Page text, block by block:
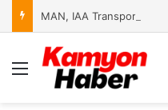
Menü